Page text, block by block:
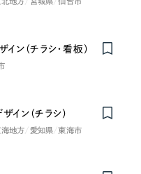
ン（チラシ・看板）
ン（チラシ）
海地方 愛知県 東海市